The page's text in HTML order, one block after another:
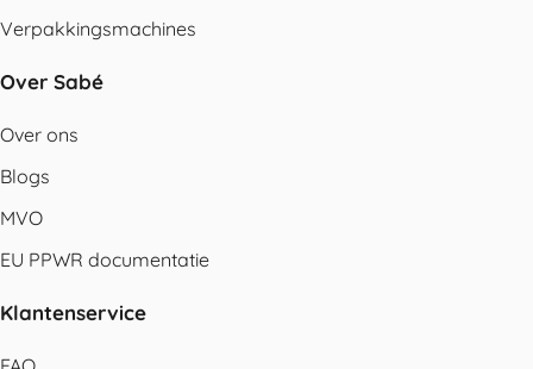
Verpakkingsmachines
Over Sabé
Over ons
Blogs
MVO
EU PPWR documentatie
Klantenservice